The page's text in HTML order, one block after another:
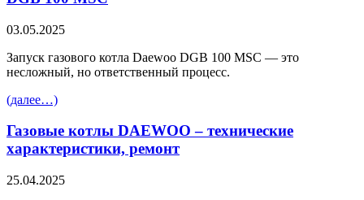
03.05.2025
Запуск газового котла Daewoo DGB 100 MSC — это
несложный, но ответственный процесс.
(далее…)
Газовые котлы DAEWOO – технические
характеристики, ремонт
25.04.2025